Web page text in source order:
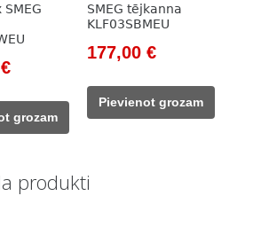
SMEG
€Current
299,00 €.
grozam
SMEG tējkanna
KLF03SBMEU
Original
was:
203,00 €.
177,00 €Current
177,00 €.
Pievienot grozam
produkti